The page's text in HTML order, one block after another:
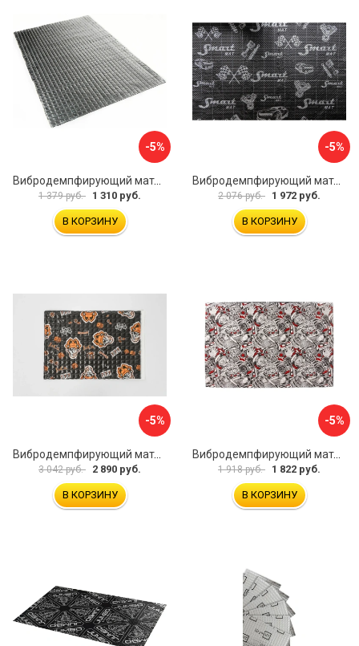
-5%
Вибродемпфирующий материал Dreamcar Noname 2 N6-2M0-S070050P1078
1 379 руб. 1 310 руб.
В КОРЗИНУ
-5%
Вибродемпфирующий материал STP Smartmat black 30 54533
2 076 руб. 1 972 руб.
В КОРЗИНУ
-5%
Вибродемпфирующий материал Шумофф Black Jack НФ-00001634
3 042 руб. 2 890 руб.
В КОРЗИНУ
-5%
Вибродемпфирующий материал Dreamcar DC-4M0-S070050P17
1 918 руб. 1 822 руб.
В КОРЗИНУ